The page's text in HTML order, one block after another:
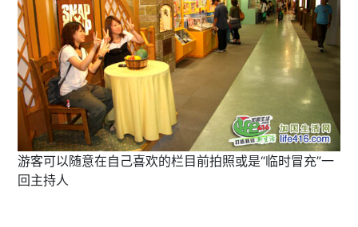
游客可以随意在自己喜欢的栏目前拍照或是“临时冒充”一
回主持人